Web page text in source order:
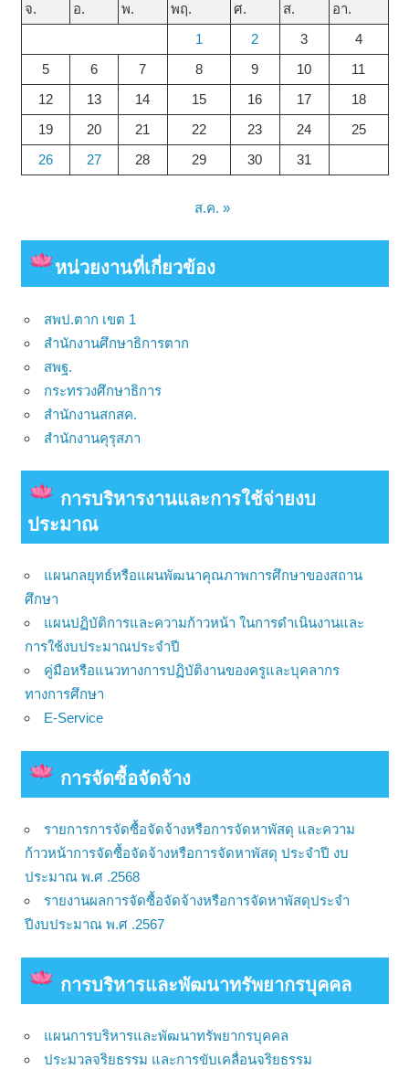
จ.
อ. พ. พฤ. ศ. ส.
อา.
1
2 3
4
5
6 7 8 9 10
11
12
13 14 15 16 17
18
19
20 21 22 23 24
25
26
27 28 29 30 31
ส.ค. »
หน่วยงานที่เกี่ยวข้อง
สพป.ตาก เขต 1
สำนักงานศึกษาธิการตาก
สพฐ.
กระทรวงศึกษาธิการ
สำนักงานสกสค.
สำนักงานคุรุสภา
การบริหารงานและการใช้จ่ายงบ
ประมาณ
แผนกลยุทธ์หรือแผนพัฒนาคุณภาพการศึกษาของสถาน
ศึกษา
แผนปฏิบัติการและความก้าวหน้า ในการดำเนินงานและ
การใช้งบประมาณประจำปี
คู่มือหรือแนวทางการปฏิบัติงานของครูและบุคลากร
ทางการศึกษา
E-Service
การจัดซื้อจัดจ้าง
รายการการจัดซื้อจัดจ้างหรือการจัดหาพัสดุ และความ
ก้าวหน้าการจัดซื้อจัดจ้างหรือการจัดหาพัสดุ ประจำปี งบ
ประมาณ พ.ศ .2568
รายงานผลการจัดซื้อจัดจ้างหรือการจัดหาพัสดุประจำ
ปีงบประมาณ พ.ศ .2567
การบริหารและพัฒนาทรัพยากรบุคคล
แผนการบริหารและพัฒนาทรัพยากรบุคคล
ประมวลจริยธรรม และการขับเคลื่อนจริยธรรม